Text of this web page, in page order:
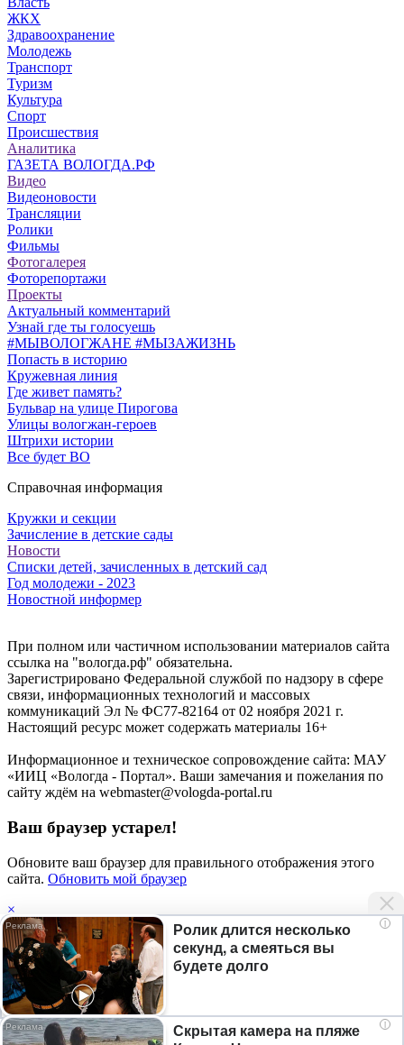
i
Ролик длится несколько
секунд, а смеяться вы
будете долго
i
Скрытая камера на пляже
ЖКХ
Здравоохранение
Молодежь
Транспорт
Туризм
Культура
Спорт
Происшествия
Аналитика
ГАЗЕТА ВОЛОГДА.РФ
Видео
Видеоновости
Трансляции
Ролики
Фильмы
Фотогалерея
Фоторепортажи
Проекты
Актуальный комментарий
Узнай где ты голосуешь
#МЫВОЛОГЖАНЕ #МЫЗАЖИЗНЬ
Попасть в историю
Кружевная линия
Где живет память?
Бульвар на улице Пирогова
Улицы вологжан-героев
Штрихи истории
Все будет ВО
Справочная информация
Кружки и секции
Зачисление в детские сады
Новости
Списки детей, зачисленных в детский сад
Год молодежи - 2023
©2026
Сетевое издание "вологда.рф"
Учредитель: МАУ "ИИЦ "Вологда-Портал"
Главный редактор - Спиричев А.М.
Электронная почта: newsvologdarf@yandex.ru
Новостной информер
При полном или частичном использовании материалов сайта
ссылка на "вологда.рф" обязательна.
Зарегистрировано Федеральной службой по надзору в сфере
связи, информационных технологий и массовых
коммуникаций Эл № ФС77-82164 от 02 ноября 2021 г.
Настоящий ресурс может содержать материалы 16+
Информационное и техническое сопровождение сайта: МАУ
«ИИЦ «Вологда - Портал». Ваши замечания и пожелания по
сайту ждём на webmaster@vologda-portal.ru
Ваш браузер устарел!
Обновите ваш браузер для правильного отображения этого
сайта. Обновить мой браузер
×
Мы используем файлы cookie, а также сервисы веб-аналитики
Яндекс.Метрика для улучшения работы сайта, анализа
трафика и персонализации контента. Продолжая использовать
данный сайт, вы даете на это свое согласие. Если вы не хотите
использовать файлы cookie, отключите их в настройках
браузера.